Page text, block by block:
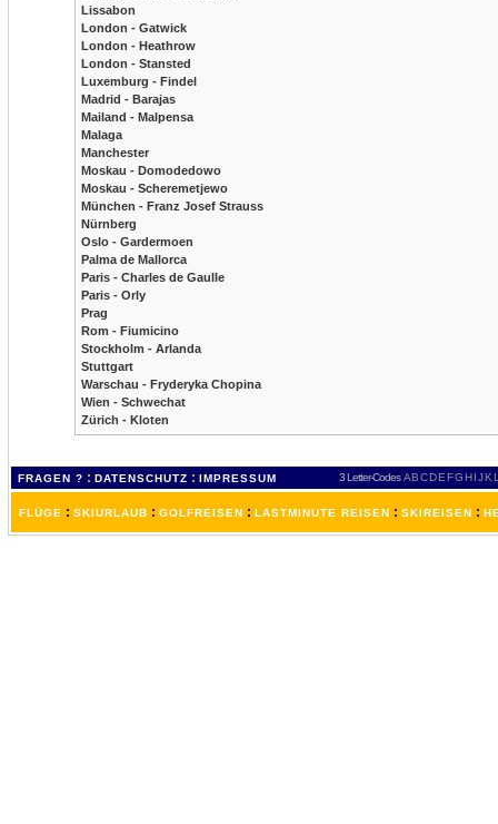
Lissabon
London - Gatwick
London - Heathrow
London - Stansted
Luxemburg - Findel
Madrid - Barajas
Mailand - Malpensa
Malaga
Manchester
Moskau - Domodedowo
Moskau - Scheremetjewo
München - Franz Josef Strauss
Nürnberg
Oslo - Gardermoen
Palma de Mallorca
Paris - Charles de Gaulle
Paris - Orly
Prag
Rom - Fiumicino
Stockholm - Arlanda
Stuttgart
Warschau - Fryderyka Chopina
Wien - Schwechat
Zürich - Kloten
FRAGEN ? : DATENSCHUTZ : IMPRESSUM 3 Letter-Codes ABCDEFGH IJKL
FLÜGE : SKIURLAUB : GOLFREISEN : LASTMINUTE REISEN : SKIREISEN :